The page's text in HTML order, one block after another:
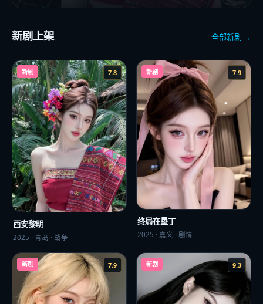
新剧上架 全部新剧 →
新剧 7.8
西安黎明
2025 · 青岛 · 战争
新剧 7.9
终局在垦丁
2025 · 嘉义 · 剧情
新剧 7.9 新剧 9.3